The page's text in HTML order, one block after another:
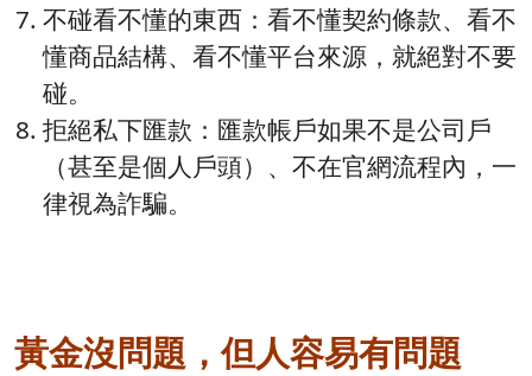
不碰看不懂的東西：看不懂契約條款、看不
懂商品結構、看不懂平台來源，就絕對不要
碰。
拒絕私下匯款：匯款帳戶如果不是公司戶
（甚至是個人戶頭）、不在官網流程內，一
律視為詐騙。
黃金沒問題，但人容易有問題